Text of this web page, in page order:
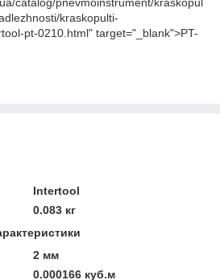
kraskopulti-
pt-0210.html" target="_blank">PT-
Intertool
0.083 кг
2 мм
0.000166 куб.м